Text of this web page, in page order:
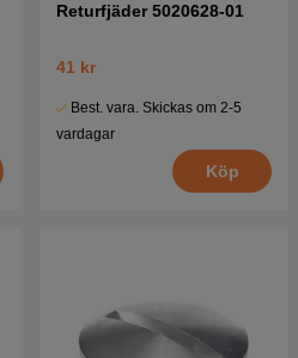
Returfjäder 5020628-01
41 kr
Best. vara. Skickas om 2-5
vardagar
Köp